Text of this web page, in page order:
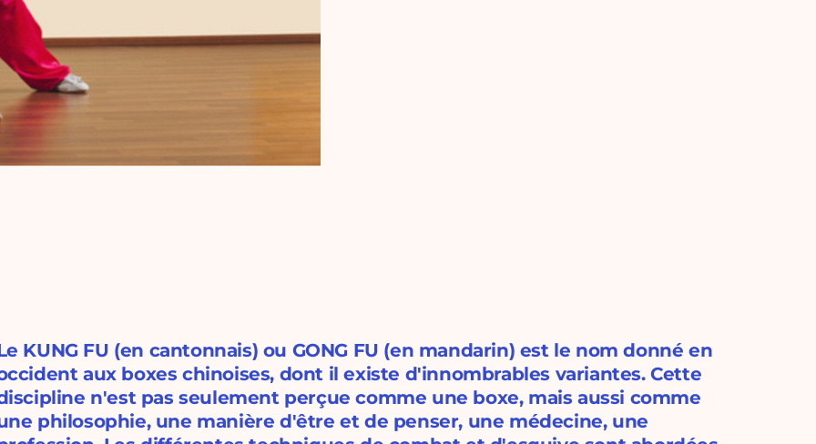
KUNG FU (en cantonnais) ou GONG FU (en mandarin) est le nom donné en
aux boxes chinoises, dont il existe d'innombrables variantes. Cette
n'est pas seulement perçue comme une boxe, mais aussi comme
philosophie, une manière d'être et de penser, une médecine, une